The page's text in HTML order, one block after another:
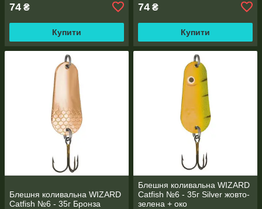
74 ₴
Купити
74 ₴
Купити
Блешня коливальна WIZARD
Catfish №6 - 35г Бронза
Блешня коливальна WIZARD
Catfish №6 - 35г Silver жовто-
зелена + око